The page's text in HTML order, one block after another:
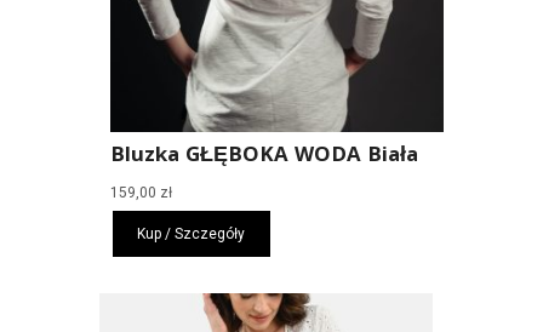
Bluzka GŁĘBOKA WODA Biała
159,00 zł
Kup / Szczegóły